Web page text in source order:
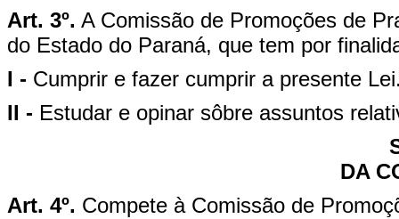
Art. 3º. A Comissão de Promoções de
do Estado do Paraná, que tem por
I - Cumprir e fazer cumprir a presente
II - Estudar e opinar sôbre assuntos
DA
Art. 4º. Compete à Comissão de